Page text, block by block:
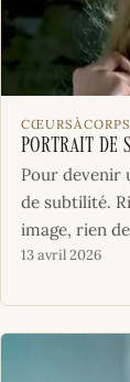
CŒURSÀCORPS
Portrait de
Pour devenir
de subtilité.
image, rien
13 avril 2026